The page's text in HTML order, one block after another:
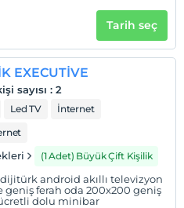
ücretsizdir.
1 çocuk ücretsizdir
Tarih seç
EXECUTİVE
sayısı : 2
Led TV
İnternet
(1 Adet) Büyük Çift Kişilik
akıllı televizyon
geniş ferah oda 200x200 geniş
ücretli dolu minibar